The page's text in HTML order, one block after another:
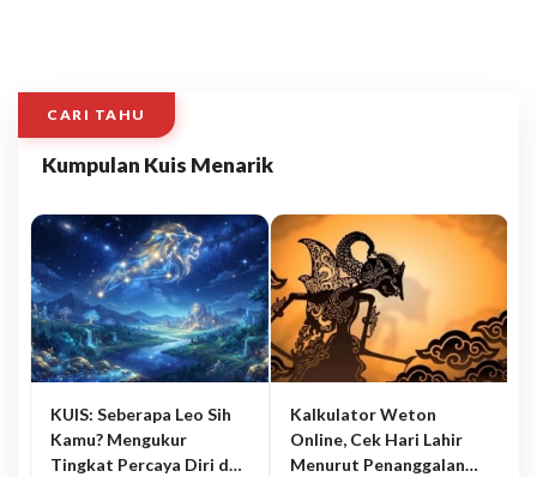
CARI TAHU
Kumpulan Kuis Menarik
KUIS: Seberapa Leo Sih
Kamu? Mengukur
Tingkat Percaya Diri dan
Kalkulator Weton
Online, Cek Hari Lahir
Menurut Penanggalan